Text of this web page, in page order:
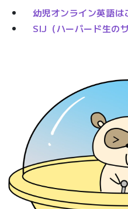
幼児オンライン英語は
SIJ（ハーバード生の